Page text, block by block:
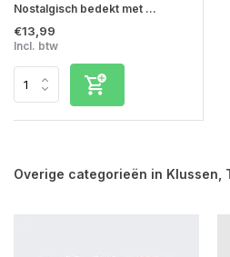
Nostalgisch bedekt met ...
€13,99
Incl. btw
Overige categorieën in Klussen,